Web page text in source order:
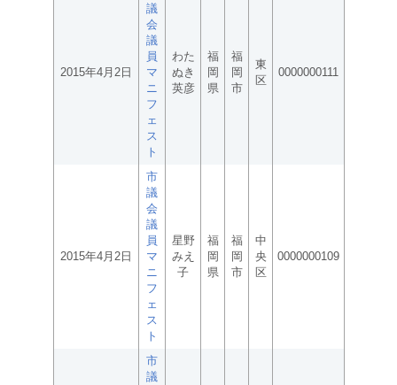
2015年4月2日
議
会
議
員
マ
ニ
フ
ェ
ス
ト
わた
ぬき
英彦
福
岡
県
福
岡
市
東
区
0000000111
2015年4月2日
市
議
会
議
員
マ
ニ
フ
ェ
ス
ト
星野
みえ
子
福
岡
県
福
岡
市
中
央
区
0000000109
市
議